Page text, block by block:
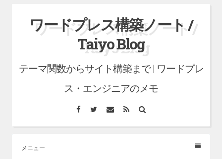
ッ
ワードプレス構築ノート /
Taiyo Blog
テーマ関数からサイト構築まで | ワードプレ
ス・エンジニアのメモ
Facebook
Twitterメ
RSS
メニュー